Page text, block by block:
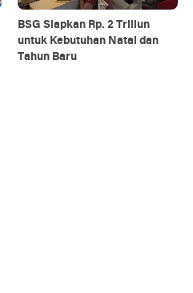
BSG Siapkan Rp. 2 Triliun
untuk Kebutuhan Natal dan
Tahun Baru